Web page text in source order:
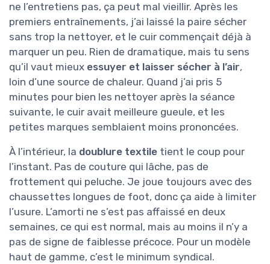
ne l’entretiens pas, ça peut mal vieillir. Après les
premiers entraînements, j’ai laissé la paire sécher
sans trop la nettoyer, et le cuir commençait déjà à
marquer un peu. Rien de dramatique, mais tu sens
qu’il vaut mieux essuyer et laisser sécher à l’air,
loin d’une source de chaleur. Quand j’ai pris 5
minutes pour bien les nettoyer après la séance
suivante, le cuir avait meilleure gueule, et les
petites marques semblaient moins prononcées.
À l’intérieur, la doublure textile tient le coup pour
l’instant. Pas de couture qui lâche, pas de
frottement qui peluche. Je joue toujours avec des
chaussettes longues de foot, donc ça aide à limiter
l’usure. L’amorti ne s’est pas affaissé en deux
semaines, ce qui est normal, mais au moins il n’y a
pas de signe de faiblesse précoce. Pour un modèle
haut de gamme, c’est le minimum syndical.